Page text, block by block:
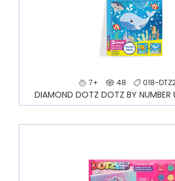
7+ 48 018-
DIAMOND DOTZ DOTZ BY NUMBER